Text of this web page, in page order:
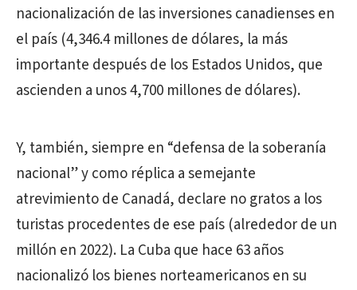
nacionalización de las inversiones canadienses en
el país (4,346.4 millones de dólares, la más
importante después de los Estados Unidos, que
ascienden a unos 4,700 millones de dólares).
Y, también, siempre en “defensa de la soberanía
nacional” y como réplica a semejante
atrevimiento de Canadá, declare no gratos a los
turistas procedentes de ese país (alrededor de un
millón en 2022). La Cuba que hace 63 años
nacionalizó los bienes norteamericanos en su